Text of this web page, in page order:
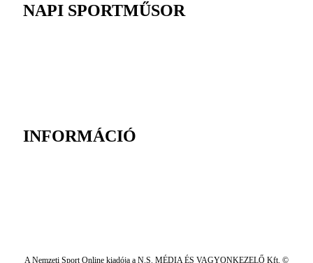
NAPI SPORTMŰSOR
INFORMÁCIÓ
A Nemzeti Sport Online kiadója a N.S. MÉDIA ÉS VAGYONKEZELŐ Kft. ©